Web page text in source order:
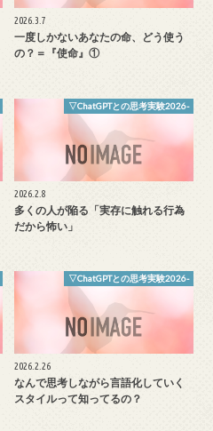
2026.3.7
一度しかないあなたの命、どう使う
の？＝『使命』①
▽ChatGPTとの思考実験2026-
2026.2.8
多くの人が陥る「実存に触れる行為
だから怖い」
▽ChatGPTとの思考実験2026-
2026.2.26
なんで思考しながら言語化していく
スタイルって知ってるの？